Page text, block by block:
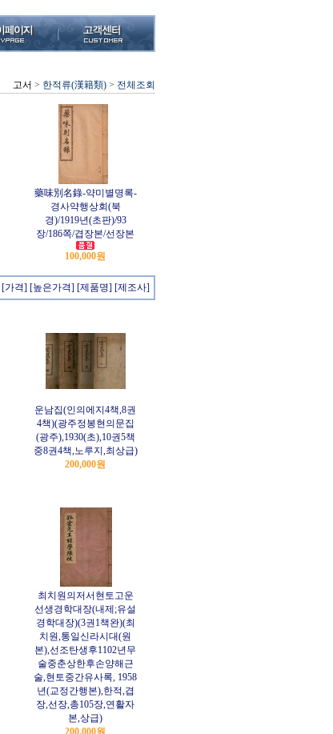
고서 > 한적류(漢籍類) > 전체조회
藥味別名錄-약미별명록-
경사약행상회(북
경)/1919년(초판)/93
장/186쪽/겹장본/선장본
100,000원
[가격] [높은가격] [제품명] [제조사]
운남집(인의에지4책,8권
4책)(광주정봉현의문집
(광주),1930(초),10권5책
중8권4책,노루지,최상급)
200,000원
최치원의저서현토고운
선생경학대장(내제;유설
경학대장)(3권1책완)(최
치원,통일신라시대(원
본),선조탄생후1102년무
술중춘상한후손양해근
술,현토중간유사록, 1958
년(교정간행본),한적,겹
장,선장,총105장,연활자
본,상급)
200,000원